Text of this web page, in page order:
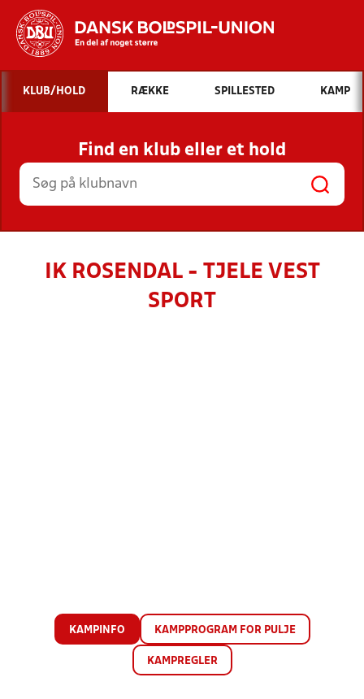
Hvad vil du søge efter?
INDHOLD OG NYHEDER
STILLINGER, RESULTATER, KLUBBER OG
HOLD
KLUB/HOLD RÆKKE SPILLESTED KAMP
Find en klub eller et hold
IK ROSENDAL - TJELE VEST
SPORT
KAMPINFO KAMPPROGRAM FOR PULJE
KAMPREGLER